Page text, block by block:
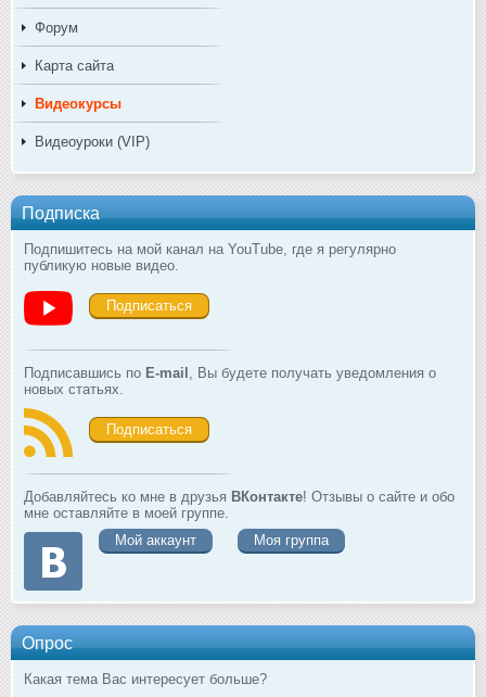
Форум
Карта сайта
Видеокурсы
Видеоуроки (VIP)
Подписка
Подпишитесь на мой канал на YouTube, где я регулярно
публикую новые видео.
Подписаться
Подписавшись по E-mail , Вы будете получать уведомления о
новых статьях.
Подписаться
Добавляйтесь ко мне в друзья ВКонтакте! Отзывы о сайте и обо
мне оставляйте в моей группе.
Мой аккаунт
Моя группа
Опрос
Какая тема Вас интересует больше?